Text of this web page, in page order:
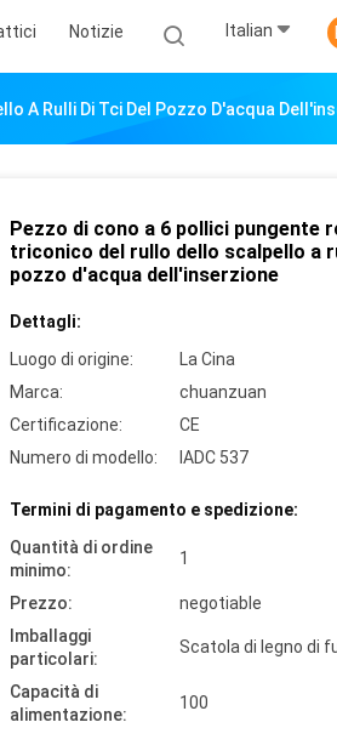
Notizie Italian
A Rulli Di Tci Del Pozzo D'acqua
Pezzo di cono a 6 pollici pungente
triconico del rullo dello scalpello a
pozzo d'acqua dell'inserzione
Dettagli:
Luogo di origine:
La Cina
Marca:
chuanzuan
Certificazione:
CE
Numero di modello:
IADC 537
Termini di pagamento e spedizione:
Quantità di ordine
minimo:
1
Prezzo:
negotiable
Imballaggi
particolari:
Scatola di legno di
Capacità di
alimentazione:
100